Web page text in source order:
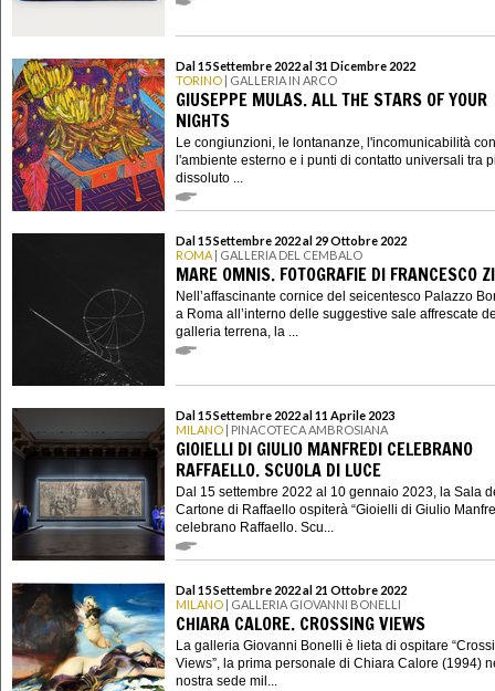
Dal 15 Settembre 2022 al 31 Dicembre 2022
TORINO | GALLERIA IN ARCO
GIUSEPPE MULAS. ALL THE STARS OF YOUR
NIGHTS
Le congiunzioni, le lontananze, l'incomunicabilità con
l'ambiente esterno e i punti di contatto universali tra
dissoluto ...
Dal 15 Settembre 2022 al 29 Ottobre 2022
ROMA | GALLERIA DEL CEMBALO
MARE OMNIS. FOTOGRAFIE DI FRANCESCO
Nell’affascinante cornice del seicentesco Palazzo
a Roma all’interno delle suggestive sale affrescate
galleria terrena, la ...
Dal 15 Settembre 2022 al 11 Aprile 2023
MILANO | PINACOTECA AMBROSIANA
GIOIELLI DI GIULIO MANFREDI CELEBRANO
RAFFAELLO. SCUOLA DI LUCE
Dal 15 settembre 2022 al 10 gennaio 2023, la Sala
Cartone di Raffaello ospiterà “Gioielli di Giulio
celebrano Raffaello. Scu...
Dal 15 Settembre 2022 al 21 Ottobre 2022
MILANO | GALLERIA GIOVANNI BONELLI
CHIARA CALORE. CROSSING VIEWS
La galleria Giovanni Bonelli è lieta di ospitare
Views”, la prima personale di Chiara Calore (1994)
nostra sede mil...